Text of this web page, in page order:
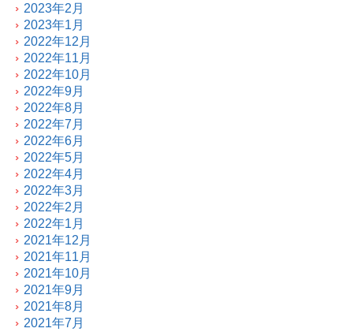
2023年2月
2023年1月
2022年12月
2022年11月
2022年10月
2022年9月
2022年8月
2022年7月
2022年6月
2022年5月
2022年4月
2022年3月
2022年2月
2022年1月
2021年12月
2021年11月
2021年10月
2021年9月
2021年8月
2021年7月